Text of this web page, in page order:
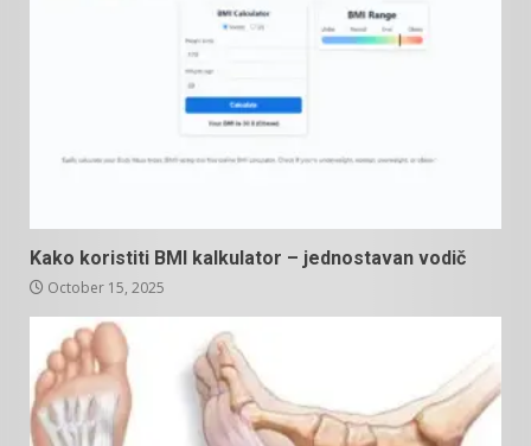
Kako koristiti BMI kalkulator – jednostavan vodič
October 15, 2025